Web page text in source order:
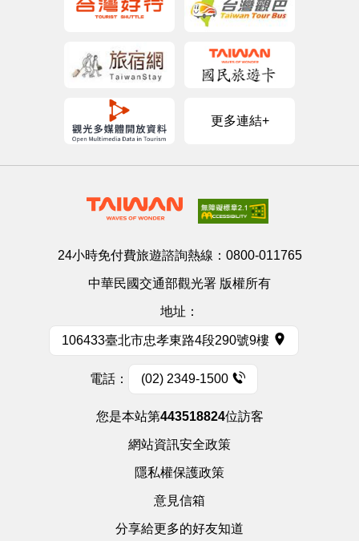
更多連結+
24小時免付費旅遊諮詢熱線： 0800-011765
中華民國交通部觀光署 版權所有
地址：
106433臺北市忠孝東路4段290號9樓
電話： (02) 2349-1500
您是本站第443518824位訪客
網站資訊安全政策
隱私權保護政策
意見信箱
分享給更多的好友知道